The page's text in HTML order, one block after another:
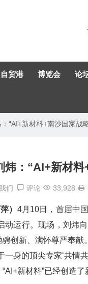
自贸港 博览会 论
“AI+新材料+南沙国家战
：“AI+新材
们 评论 33,928
） 4月10日，首届中
运行。现场，刘炜
创新、满怀尊严奉献
身的顶尖专家‘共情
新材料”已经创造